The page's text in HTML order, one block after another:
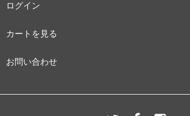
ログイン
カートを見る
お問い合わせ